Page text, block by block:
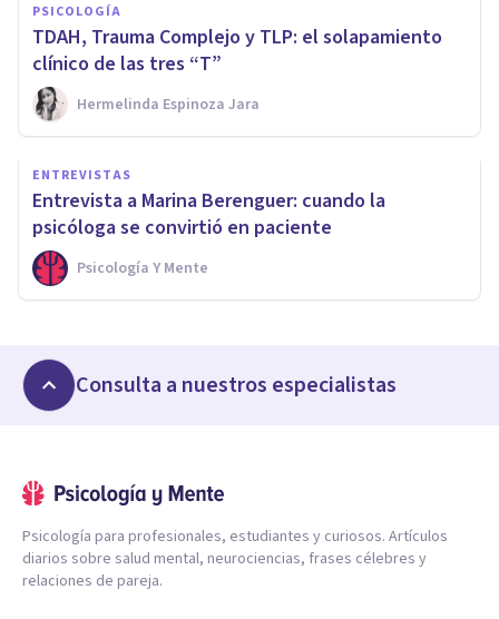
PSICOLOGÍA
TDAH, Trauma Complejo y TLP: el solapamiento
clínico de las tres “T”
Hermelinda Espinoza Jara
ENTREVISTAS
Entrevista a Marina Berenguer: cuando la
psicóloga se convirtió en paciente
Psicología Y Mente
Consulta a nuestros especialistas
Psicología para profesionales, estudiantes y curiosos. Artículos
diarios sobre salud mental, neurociencias, frases célebres y
relaciones de pareja.